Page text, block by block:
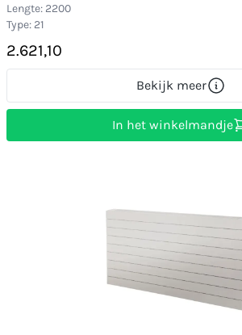
Lengte: 2200
Type: 21
2.621,10
Bekijk meer
In het winkelmandje